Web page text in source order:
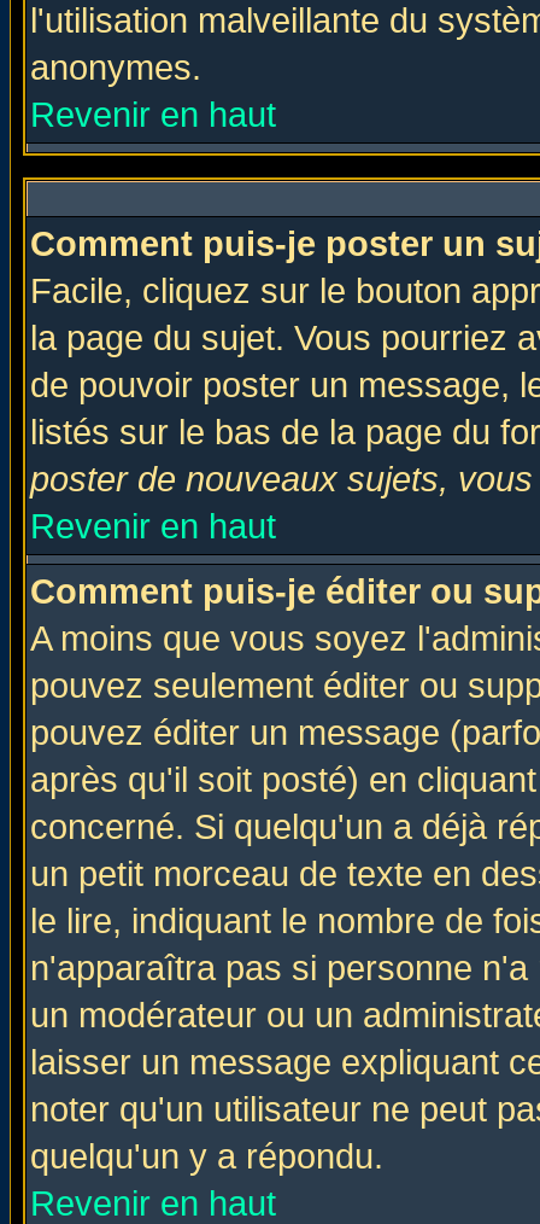
l'utilisation malveillante du
anonymes.
Revenir en haut
Comment puis-je poster un
Facile, cliquez sur le bouton
la page du sujet. Vous pourriez
de pouvoir poster un message,
listés sur le bas de la page du
poster de nouveaux sujets,
Revenir en haut
Comment puis-je éditer ou
A moins que vous soyez
pouvez seulement éditer ou
pouvez éditer un message
après qu'il soit posté) en
concerné. Si quelqu'un a déjà
un petit morceau de texte en
le lire, indiquant le nombre de
n'apparaîtra pas si personne
un modérateur ou un
laisser un message expliquant
noter qu'un utilisateur ne peut
quelqu'un y a répondu.
Revenir en haut